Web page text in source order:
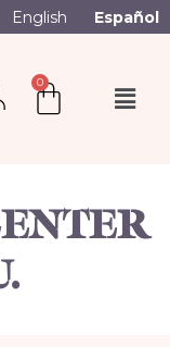
English Español
0